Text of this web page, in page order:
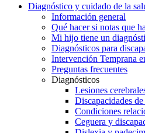
Diagnóstico y cuidado de la
Información general
Qué hacer si notas que
Mi hijo tiene un
Diagnósticos para
Intervención Temprana
Preguntas frecuentes
Diagnósticos
Lesiones
Discapacidades
Condiciones
Ceguera y